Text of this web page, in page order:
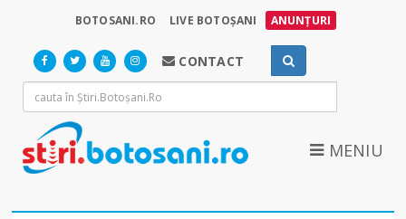
BOTOSANI.RO LIVE BOTOȘANI ANUNȚURI
CONTACT
MENIU